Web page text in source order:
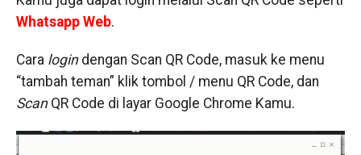
Whatsapp Web.
Cara logindengan Scan QR Code, masuk ke menu
“tambah teman” klik tombol / menu QR Code, dan
Scan QR Code di layar Google Chrome Kamu.